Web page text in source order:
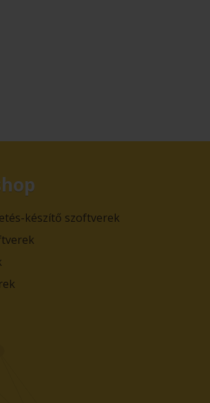
készítő szoftverek